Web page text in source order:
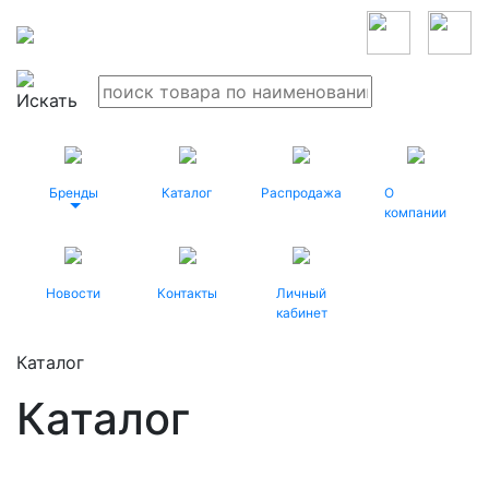
Бренды Каталог Распродажа
О
компании
Новости Контакты
Личный
кабинет
Каталог
Каталог